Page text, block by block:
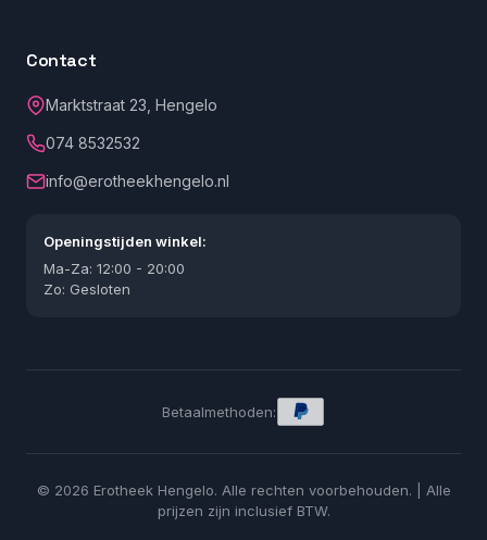
Contact
Marktstraat 23, Hengelo
074 8532532
info@erotheekhengelo.nl
Openingstijden winkel:
Ma-Za: 12:00 - 20:00
Zo: Gesloten
Betaalmethoden:
© 2026 Erotheek Hengelo. Alle rechten voorbehouden. | Alle
prijzen zijn inclusief BTW.